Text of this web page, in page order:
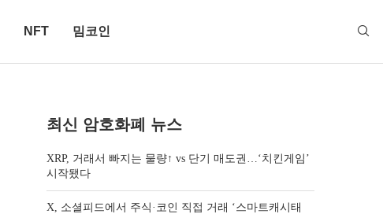
NFT 밈코인
최신 암호화폐 뉴스
XRP, 거래서 빠지는 물량↑ vs 단기 매도권…‘치킨게임’
시작됐다
X, 소셜피드에서 주식·코인 직접 거래 ‘스마트캐시태